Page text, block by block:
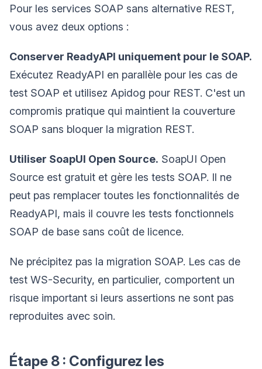
Pour les services SOAP sans alternative REST,
vous avez deux options :
Conserver ReadyAPI uniquement pour le SOAP.
Exécutez ReadyAPI en parallèle pour les cas de
test SOAP et utilisez Apidog pour REST. C'est un
compromis pratique qui maintient la couverture
SOAP sans bloquer la migration REST.
Utiliser SoapUI Open Source. SoapUI Open
Source est gratuit et gère les tests SOAP. Il ne
peut pas remplacer toutes les fonctionnalités de
ReadyAPI, mais il couvre les tests fonctionnels
SOAP de base sans coût de licence.
Ne précipitez pas la migration SOAP. Les cas de
test WS-Security, en particulier, comportent un
risque important si leurs assertions ne sont pas
reproduites avec soin.
Étape 8 : Configurez les